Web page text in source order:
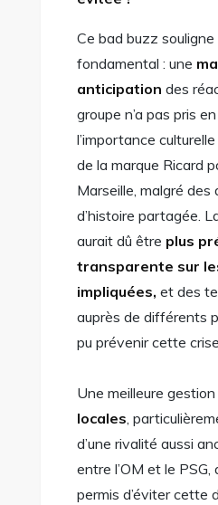
Ce bad buzz souligne
fondamental : une
anticipation des
groupe n’a pas pris
l’importance
de la marque Ricard
Marseille, malgré des
d’histoire partagée.
aurait dû être plus
transparente sur
impliquées, et des
auprès de différents
pu prévenir cette crise.
Une meilleure
locales ,
d’une rivalité aussi
entre l’OM et le
permis d’éviter cette